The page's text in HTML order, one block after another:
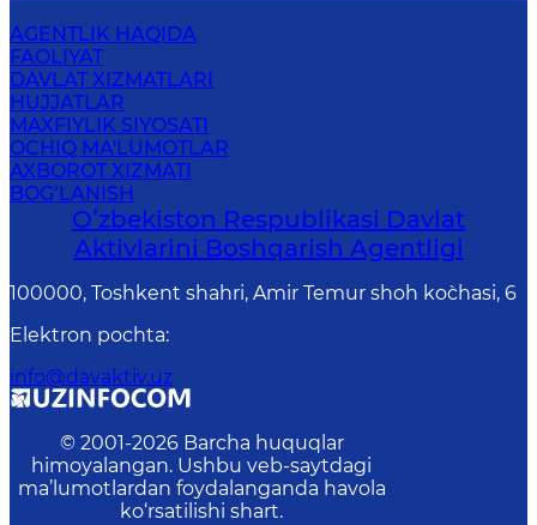
AGENTLIK HAQIDA
FAOLIYAT
DAVLAT XIZMATLARI
HUJJATLAR
MAXFIYLIK SIYOSATI
OCHIQ MA'LUMOTLAR
AXBOROT XIZMATI
BOG‘LANISH
Oʻzbekiston Respublikasi Davlat
Aktivlarini Boshqarish Agentligi
100000, Toshkent shahri, Amir Temur shoh ko`chasi, 6
Elektron pochta:
info@davaktiv.uz
© 2001-2026 Barcha huquqlar
himoyalangan. Ushbu veb-saytdagi
ma’lumotlardan foydalanganda havola
ko‘rsatilishi shart.